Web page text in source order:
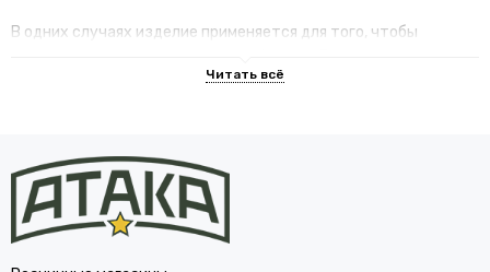
В одних случаях изделие применяется для того, чтобы
используется кожаный ремень с красивой пряжкой, который
изделие всегда в тренде.
Более простое изделие называется брючным. Оно может быть
изготовлено из кожзаменителя, брезента и других
материалов. Важны практические качества — прочность и